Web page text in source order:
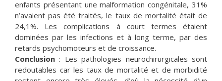
enfants présentant une malformation congénitale, 31%
n’avaient pas été traités, le taux de mortalité était de
24,1%. Les complications à court termes étaient
dominées par les infections et à long terme, par des
retards psychomoteurs et de croissance.
Conclusion : Les pathologies neurochirurgicales sont
redoutables car les taux de mortalité et de morbidité